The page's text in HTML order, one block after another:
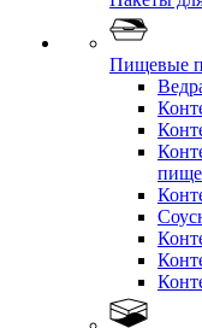
Пищевые